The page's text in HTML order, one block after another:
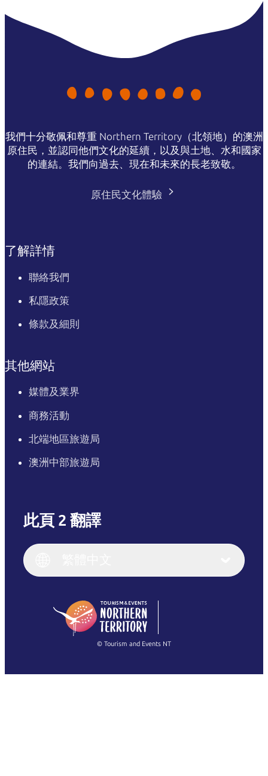
我們十分敬佩和尊重 Northern Territory（北領地）的澳洲
原住民，並認同他們文化的延續，以及與土地、水和國家
的連結。我們向過去、現在和未來的長老致敬。
原住民文化體驗
了解詳情
聯絡我們
私隱政策
條款及細則
其他網站
媒體及業界
商務活動
北端地區旅遊局
澳洲中部旅遊局
此頁 2 翻譯
English (US)
English
(Singapore)
Français
繁體中文
© Tourism and Events NT